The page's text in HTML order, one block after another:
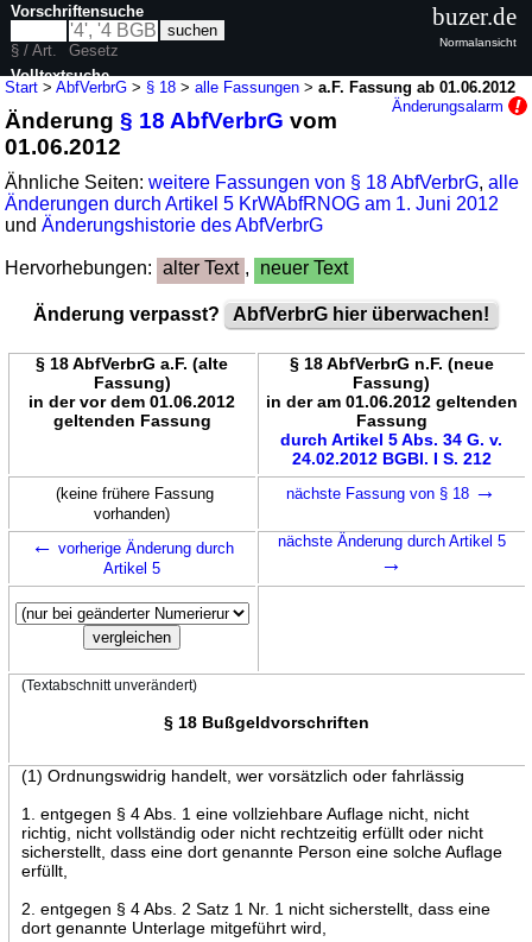
Start >AbfVerbrG > § 18 >alle Fassungen >a.F. Fassung ab 01.06.2012
Änderungsalarm
Änderung§ 18 AbfVerbrG vom
01.06.2012
Ähnliche Seiten:weitere Fassungen von § 18 AbfVerbrG,alle
Änderungen durch Artikel 5 KrWAbfRNOG am 1. Juni 2012
undÄnderungshistorie des AbfVerbrG
Hervorhebungen: alter Text , neuer Text
Änderung verpasst? AbfVerbrG hier überwachen!
§ 18 AbfVerbrG a.F. (alte
Fassung)
in der vor dem 01.06.2012
geltenden Fassung
§ 18 AbfVerbrG n.F. (neue
Fassung)
in der am 01.06.2012 geltenden
Fassung
durch Artikel 5 Abs. 34 G. v.
24.02.2012 BGBl. I S. 212
(keine frühere Fassung
vorhanden)
nächste Fassung von § 18 →
← vorherige Änderung durch
Artikel 5
nächste Änderung durch Artikel 5
→
(Textabschnitt unverändert)
§ 18 Bußgeldvorschriften
(1) Ordnungswidrig handelt, wer vorsätzlich oder fahrlässig
1. entgegen § 4 Abs. 1 eine vollziehbare Auflage nicht, nicht
richtig, nicht vollständig oder nicht rechtzeitig erfüllt oder nicht
sicherstellt, dass eine dort genannte Person eine solche Auflage
erfüllt,
2. entgegen § 4 Abs. 2 Satz 1 Nr. 1 nicht sicherstellt, dass eine
dort genannte Unterlage mitgeführt wird,
Vorschriftensuche
§ / Art.
Gesetz
Volltextsuche
nur in AbfVerbrG
buzer.de
Normalansicht